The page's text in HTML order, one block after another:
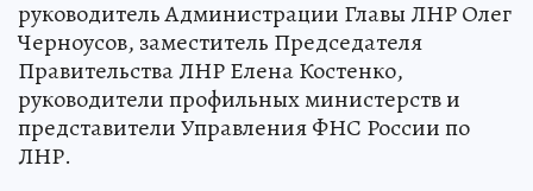
руководитель Администрации Главы ЛНР Олег
Черноусов, заместитель Председателя
Правительства ЛНР Елена Костенко,
руководители профильных министерств и
представители Управления ФНС России по
ЛНР.